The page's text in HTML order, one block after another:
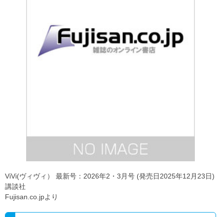
ViVi(ヴィヴィ） 最新号：2026年2・3月号 (発売日2025年12月23日)
講談社
Fujisan.co.jpより